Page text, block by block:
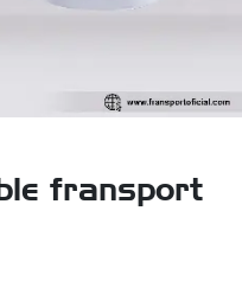
fransport